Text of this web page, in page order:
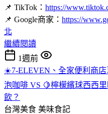
📌 TikTok： https://
📌 Google商家： https://
北
繼續閱讀
1週前
☀️7-ELEVEN、全家便利商
泡咖啡 VS 🍋檸檬繽球西西
飲？
台灣美食 美味食記